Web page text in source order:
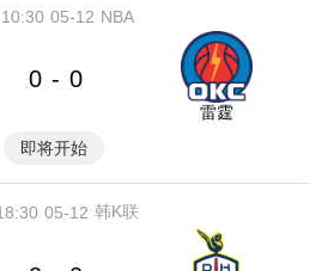
05-12
10:30 NBA
0 - 0
雷霆
即将开始
05-12 韩K联